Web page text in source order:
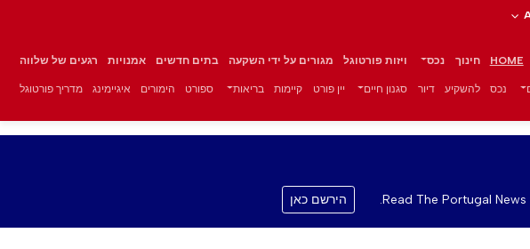
HOME חינוך נכס ויזות פורטוגל מגורים על ידי השקעה בתים חדשים אמנויות רגעים של שלווה
נכס להשקיע דיור סגנון חיים יין פורט קיימות בריאות ספורט הימורים איגיימינג מדריך פורטוגל
Read The Portugal הירשם כאן